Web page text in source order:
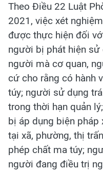
Theo Điều 22 Luật
2021, việc xét
được thực hiện đối
người bị phát hiện sử
người mà cơ quan,
cứ cho rằng có hành
túy; người sử dụng
trong thời hạn quản
bị áp dụng biện
tại xã, phường, thị
phép chất ma túy;
người đang điều trị